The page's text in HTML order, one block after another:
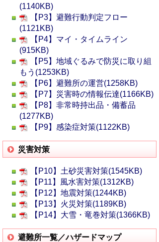
(1140KB)
【P3】避難行動判定フロー
(1121KB)
【P4】マイ・タイムライン
(915KB)
【P5】地域ぐるみで防災に取り組
もう(1253KB)
【P6】避難所の運営(1258KB)
【P7】災害時の情報伝達(1166KB)
【P8】非常時持出品・備蓄品
(1277KB)
【P9】感染症対策(1122KB)
災害対策
【P10】土砂災害対策(1545KB)
【P11】風水害対策(1312KB)
【P12】地震対策(1244KB)
【P13】火災対策(1189KB)
【P14】大雪・竜巻対策(1366KB)
避難所一覧／ハザードマップ